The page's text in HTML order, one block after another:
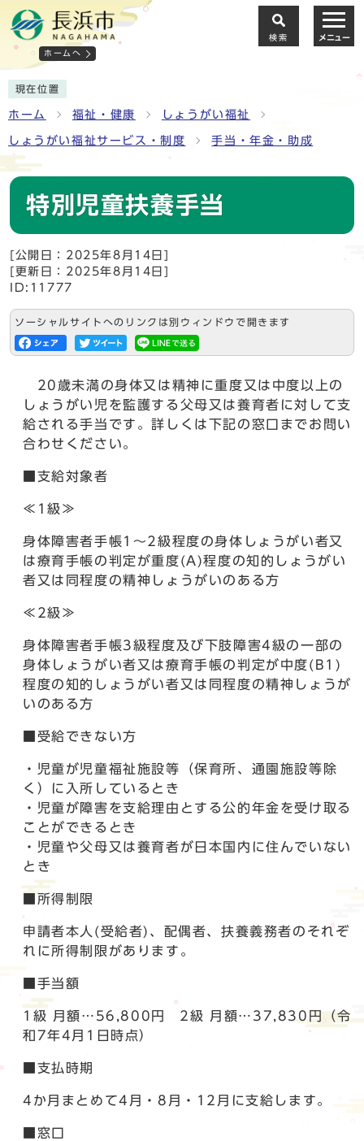
ホームへ
検索 メニュー
現在位置
ホーム 福祉・健康 しょうがい福祉
しょうがい福祉サービス・制度 手当・年金・助成
特別児童扶養手当
[公開日：2025年8月14日]
[更新日：2025年8月14日]
ID:11777
ソーシャルサイトへのリンクは別ウィンドウで開きます
20歳未満の身体又は精神に重度又は中度以上の
しょうがい児を監護する父母又は養育者に対して支
給される手当です。詳しくは下記の窓口までお問い
合わせください。
■支給対象者
≪1級≫
身体障害者手帳1～2級程度の身体しょうがい者又
は療育手帳の判定が重度(A)程度の知的しょうがい
者又は同程度の精神しょうがいのある方
≪2級≫
身体障害者手帳3級程度及び下肢障害4級の一部の
身体しょうがい者又は療育手帳の判定が中度(B1)
程度の知的しょうがい者又は同程度の精神しょうが
いのある方
■受給できない方
・児童が児童福祉施設等（保育所、通園施設等除
く）に入所しているとき
・児童が障害を支給理由とする公的年金を受け取る
ことができるとき
・児童や父母又は養育者が日本国内に住んでいない
とき
■所得制限
申請者本人(受給者)、配偶者、扶養義務者のそれぞ
れに所得制限があります。
■手当額
1級 月額…56,800円 2級 月額…37,830円（令
和7年4月1日時点）
■支払時期
4か月まとめて4月・8月・12月に支給します。
■窓口